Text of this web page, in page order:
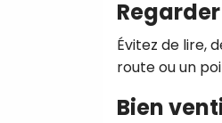
Évitez de lire,
route ou un
Bien